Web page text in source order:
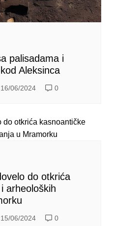
palisadama i
Aleksinca
16/06/2024 0
do otkrića
arheoloških
15/06/2024 0